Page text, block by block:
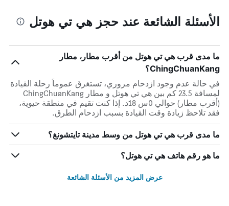
الأسئلة الشائعة عند حجز هي تي هوتل
ما مدى قرب هي تي هوتل من أقرب مطار، مطار
ChingChuanKang؟
في حالة عدم وجود ازدحام مروري، تستغرق عموماً رحلة القيادة
لمسافة 23.5 كم بين هي تي هوتل و مطار ChingChuanKang
(أقرب مطار) حوالي 0س 18د. إذا كنت تقيم في منطقة حيوية،
فقد تلاحظ زيادة وقت القيادة بسبب ازدحام الطرق.
ما مدى قرب هي تي هوتل من وسط مدينة تايتشونغ؟
ما هو رقم هاتف هي تي هوتل؟
عرض المزيد من الأسئلة الشائعة